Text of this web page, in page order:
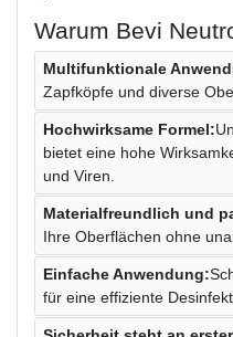
Warum Bevi
Multifunktionale
Zapfköpfe und diverse
Hochwirksame Formel:
bietet eine hohe
und Viren.
Materialfreundlich und
Ihre Oberflächen ohne
Einfache Anwendung:
für eine effiziente